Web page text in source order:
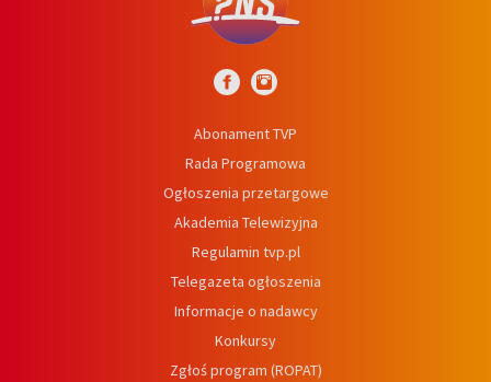
Abonament TVP
Rada Programowa
Ogłoszenia przetargowe
Akademia Telewizyjna
Regulamin tvp.pl
Telegazeta ogłoszenia
Informacje o nadawcy
Konkursy
Zgłoś program (ROPAT)